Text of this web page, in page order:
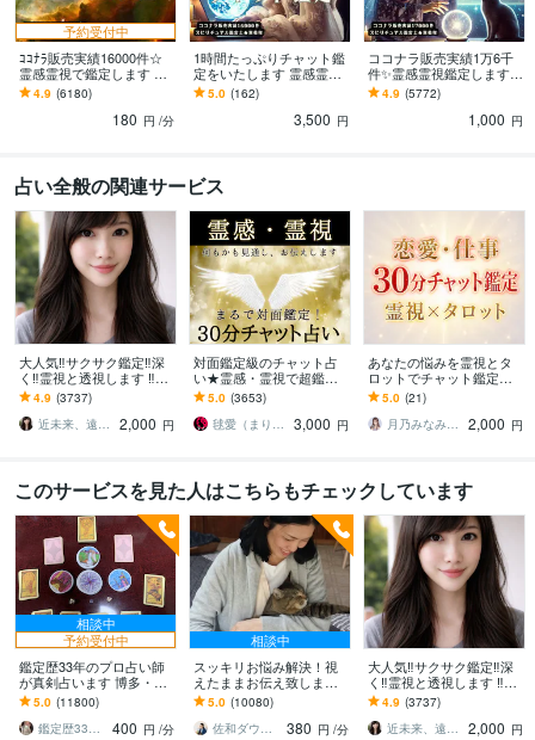
予約受付中
ｺｺﾅﾗ販売実績16000件☆
霊感霊視で鑑定します 女
性限定✨恋愛、仕事、対人
関係など日常のお悩みに
4.9 (6180)
180 円 /分
1時間たっぷりチャット鑑
定をいたします 霊感霊視
鑑定⭐恋愛、対人関係、仕
事など日常のお悩み相談
5.0 (162)
3,500 円
ココナラ販売実績1万6千
件✨霊感霊視鑑定します
一問一答/再質問1件付き✨
分かりやすい鑑定です。
4.9 (5772)
1,000 円
占い全般の関連サービス
大人気‼️サクサク鑑定‼️深
く‼️霊視と透視します ‼️恋
愛、複雑な恋愛、仕事、
人間関係、人生相談/深層
霊視
4.9 (3737)
近未来、遠未来を霊透視！！占い師 紗理奈
2,000 円
対面鑑定級のチャット占
い★霊感・霊視で超鑑定
します 占いし放題の30
分！どんなことでも全て
を見通す霊感霊視で解決
5.0 (3653)
毬愛（まりあ）
3,000 円
あなたの悩みを霊視とタ
ロットでチャット鑑定し
ます 30分間リアルタイム
に恋愛、仕事、人間関
係、スピーディに鑑定
5.0 (21)
月乃みなみ｜霊視鑑定
2,000 円
このサービスを見た人はこちらもチェックしています
相談中
予約受付中
鑑定歴33年のプロ占い師
が真剣占います 博多・廓
屋の純血統占い祈願師
雷鳥
5.0 (11800)
鑑定歴33年のプロ占い師 雷鳥
400 円 /分
相談中
スッキリお悩み解決！視
えたままお伝え致します
恋愛、結婚、人間関係、
仕事、人生、ペットの気
持ち等◎祈願付き
5.0 (10080)
佐和ダウジング＆スピリットメンター
380 円 /分
大人気‼️サクサク鑑定‼️深
く‼️霊視と透視します ‼️恋
愛、複雑な恋愛、仕事、
人間関係、人生相談/深層
霊視
4.9 (3737)
近未来、遠未来を霊透視！！占い師 紗理奈
2,000 円